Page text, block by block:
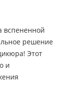
вспененной
решение
Этот
и